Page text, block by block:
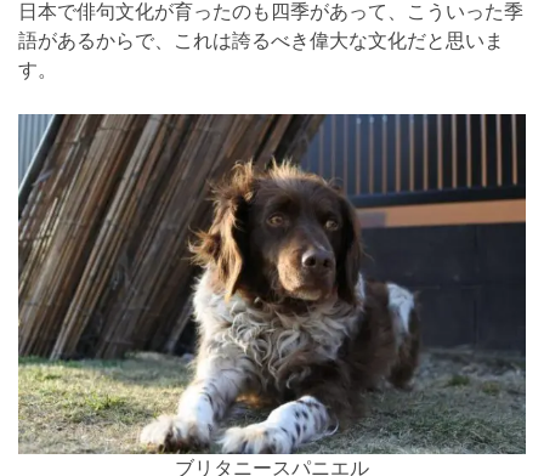
日本で俳句文化が育ったのも四季があって、こういった季
語があるからで、これは誇るべき偉大な文化だと思いま
す。
ブリタニースパニエル